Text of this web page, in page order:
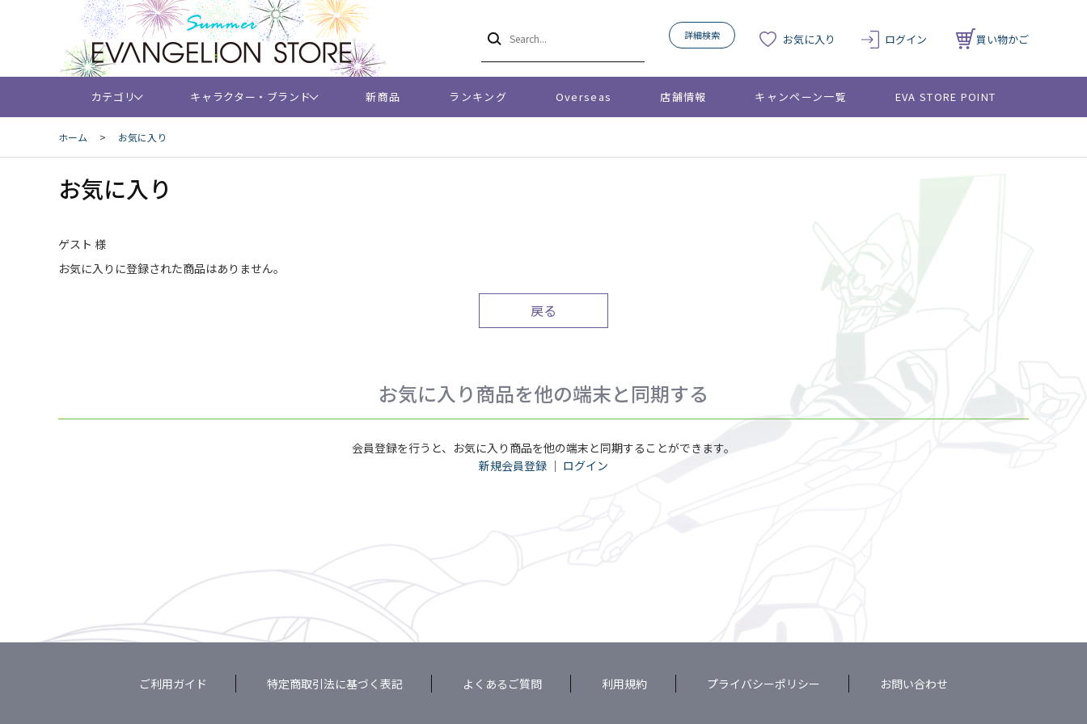
詳細検索 お気に入り ログイン 買い物かご
カテゴリ キャラクター・ブランド 新商品 ランキング Overseas 店舗情報 キャンペーン一覧 EVA STORE POINT
ホーム > お気に入り
お気に入り
ゲスト 様
お気に入りに登録された商品はありません。
戻る
お気に入り商品を他の端末と同期する
会員登録を行うと、お気に入り商品を他の端末と同期することができます。
新規会員登録 ｜ ログイン
ご利用ガイド 特定商取引法に基づく表記 よくあるご質問 利用規約 プライバシーポリシー お問い合わせ